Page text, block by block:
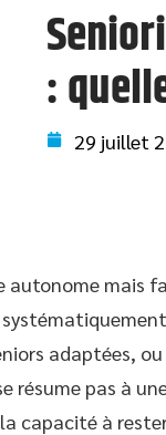
:
29 juillet
autonome mais
adaptées,
résume pas à
capacité à